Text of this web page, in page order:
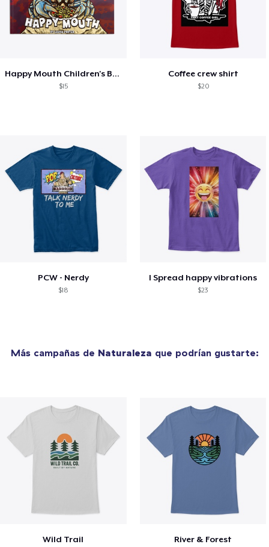
Happy Mouth Children's Book
$15
Coffee crew shirt
$20
PCW - Nerdy
$18
I Spread happy vibrations
$23
Más campañas de Naturaleza que podrían gustarte:
Wild Trail River & Forest